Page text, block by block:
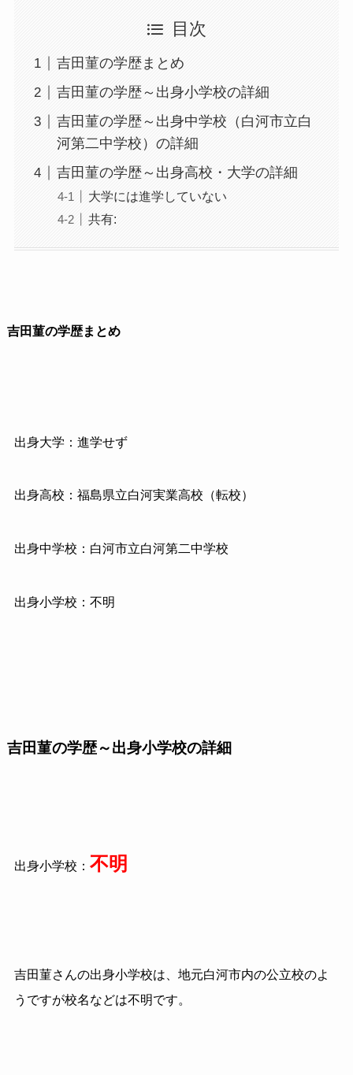
目次
吉田菫の学歴まとめ
吉田菫の学歴～出身小学校の詳細
吉田菫の学歴～出身中学校（白河市立白
河第二中学校）の詳細
吉田菫の学歴～出身高校・大学の詳細
大学には進学していない
共有:
吉田菫の学歴まとめ
出身大学：進学せず
出身高校：福島県立白河実業高校（転校）
出身中学校：白河市立白河第二中学校
出身小学校：不明
吉田菫の学歴～出身小学校の詳細
出身小学校： 不明
吉田菫さんの出身小学校は、地元白河市内の公立校のよ
うですが校名などは不明です。